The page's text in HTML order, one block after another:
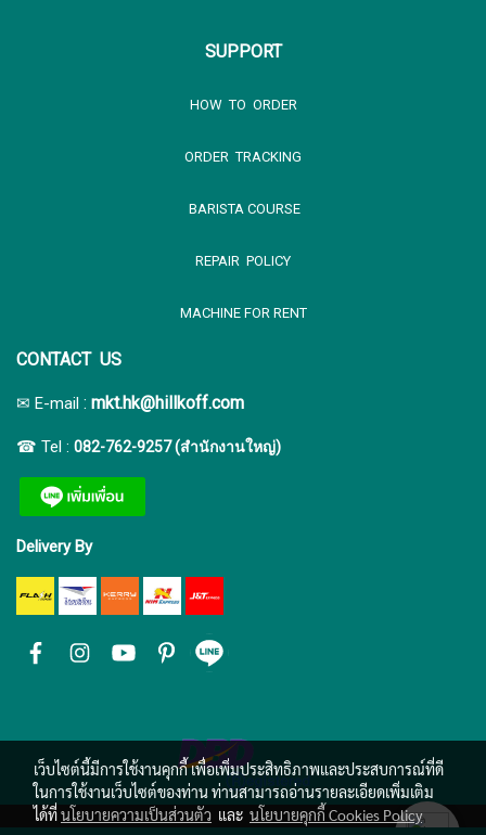
SUPPORT
HOW TO ORDER
ORDER TRACKING
BARISTA COURSE
REPAIR POLICY
MACHINE FOR RENT
CONTACT US
✉ E-mail : mkt.hk@hillkoff.com
☎ Tel : 082-762-9257 (สำนักงานใหญ่)
Delivery By
เว็บไซต์นี้มีการใช้งานคุกกี้ เพื่อเพิ่มประสิทธิภาพและประสบการณ์ที่ดี
ในการใช้งานเว็บไซต์ของท่าน ท่านสามารถอ่านรายละเอียดเพิ่มเติม
ได้ที่นโยบายความเป็นส่วนตัว และ นโยบายคุกกี้ Cookies Policy